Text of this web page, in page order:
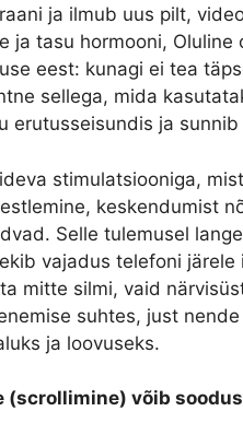
ja ilmub uus pilt,
ja tasu hormooni,
eest: kunagi ei tea
sellega, mida
erutusseisundis ja
stimulatsiooniga,
keskendumist
Selle tulemusel
vajadus telefoni
mitte silmi, vaid
suhtes, just
ja loovuseks.
(scrollimine) võib